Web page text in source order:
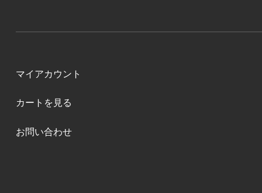
マイアカウント
カートを見る
お問い合わせ